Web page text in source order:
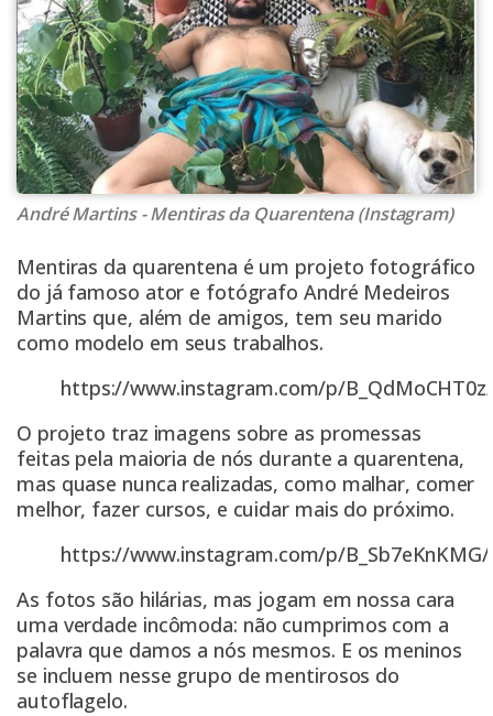
André Martins - Mentiras da Quarentena (Instagram)
Mentiras da quarentena é um projeto fotográfico
do já famoso ator e fotógrafo André Medeiros
Martins que, além de amigos, tem seu marido
como modelo em seus trabalhos.
https://www.instagram.com/p/B_QdMoCHT0z/
O projeto traz imagens sobre as promessas
feitas pela maioria de nós durante a quarentena,
mas quase nunca realizadas, como malhar, comer
melhor, fazer cursos, e cuidar mais do próximo.
https://www.instagram.com/p/B_Sb7eKnKMG/
As fotos são hilárias, mas jogam em nossa cara
uma verdade incômoda: não cumprimos com a
palavra que damos a nós mesmos. E os meninos
se incluem nesse grupo de mentirosos do
autoflagelo.